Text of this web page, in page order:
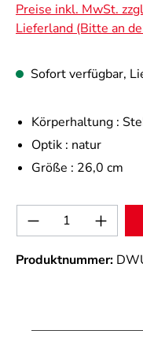
Preise inkl. MwSt.
Lieferland (Bitte an
Sofort verfügbar,
Körperhaltung :
Optik : natur
Größe : 26,0 cm
Produkt
Produktnummer: